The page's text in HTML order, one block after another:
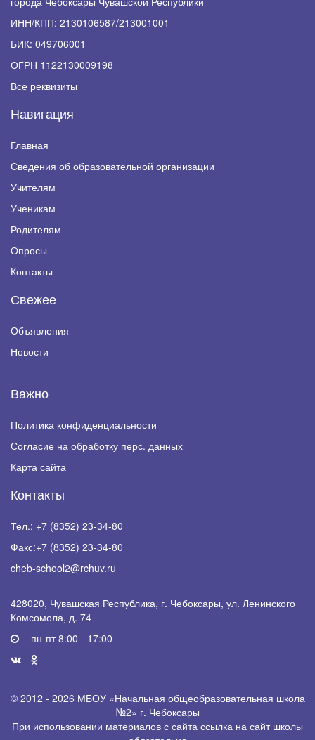
ИНН/КПП: 2130106587/213001001
БИК: 049706001
ОГРН 1122130009198
Все реквизиты
Навигация
Главная
Сведения об образовательной организации
Учителям
Ученикам
Родителям
Опросы
Контакты
Свежее
Объявления
Новости
Важно
Политика конфиденциальности
Согласие на обработку перс. данных
Карта сайта
Контакты
Тел.: +7 (8352) 23-34-80
Факс:+7 (8352) 23-34-80
cheb-school2@rchuv.ru
428020, Чувашская Республика, г. Чебоксары, ул. Ленинского
Комсомола, д. 74
пн-пт 8:00 - 17:00
© 2012 - 2026 МБОУ «Начальная общеобразовательная школа
№2» г. Чебоксары
При использовании материалов с сайта ссылка на сайт школы